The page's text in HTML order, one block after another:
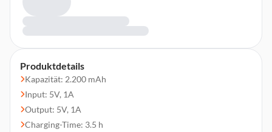
Produktdetails
Kapazität: 2.200 mAh
Input: 5V, 1A
Output: 5V, 1A
Charging-Time: 3.5 h